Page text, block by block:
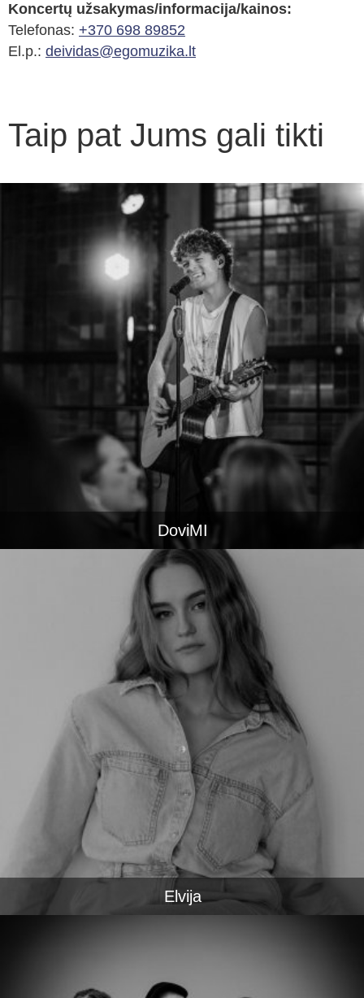
Koncertų užsakymas/informacija/kainos:
Telefonas: +370 698 89852
El.p.: deividas@egomuzika.lt
Taip pat Jums gali tikti
DoviMI
Elvija